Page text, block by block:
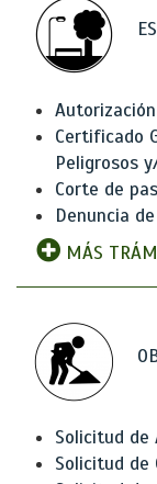
Certificado
Peligrosos
Corte de
Denuncia
MÁS
Solicitud de
Solicitud de